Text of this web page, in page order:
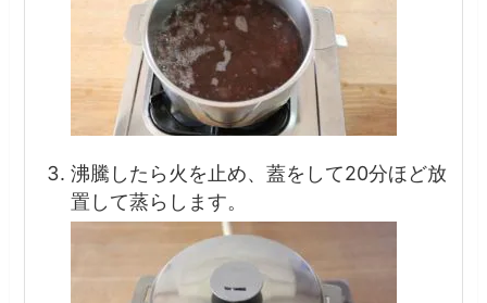
沸騰したら火を止め、蓋をして20分ほど放
置して蒸らします。